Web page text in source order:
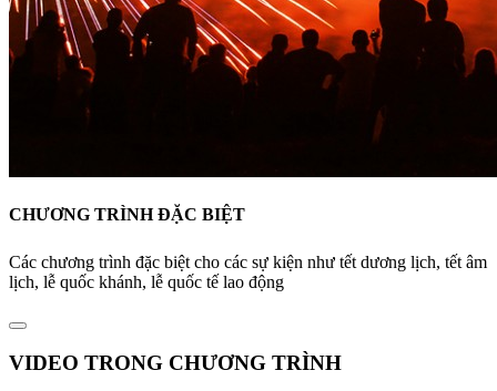
CHƯƠNG TRÌNH ĐẶC BIỆT
Các chương trình đặc biệt cho các sự kiện như tết dương lịch, tết âm
lịch, lễ quốc khánh, lễ quốc tế lao động
VIDEO TRONG CHƯƠNG TRÌNH